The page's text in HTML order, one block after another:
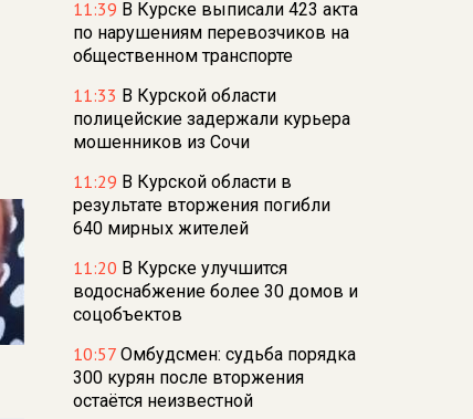
11:39 В Курске выписали 423 акта
по нарушениям перевозчиков на
общественном транспорте
11:33 В Курской области
полицейские задержали курьера
мошенников из Сочи
11:29 В Курской области в
результате вторжения погибли
640 мирных жителей
11:20 В Курске улучшится
водоснабжение более 30 домов и
соцобъектов
10:57 Омбудсмен: судьба порядка
300 курян после вторжения
остаётся неизвестной